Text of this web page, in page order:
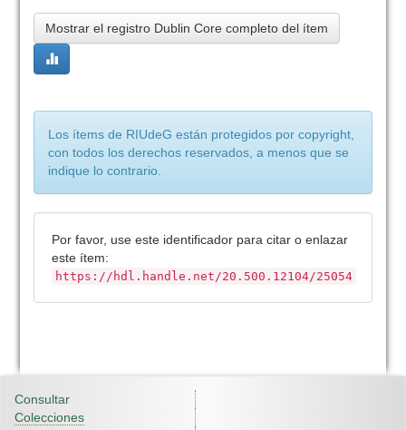
Mostrar el registro Dublin Core completo del ítem
Los ítems de RIUdeG están protegidos por copyright,
con todos los derechos reservados, a menos que se
indique lo contrario.
Por favor, use este identificador para citar o enlazar
este ítem:
https://hdl.handle.net/20.500.12104/25054
Consultar
Colecciones